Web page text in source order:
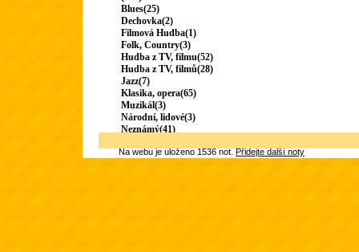
Blues(25)
Dechovka(2)
Filmová Hudba(1)
Folk, Country(3)
Hudba z TV, filmu(52)
Hudba z TV, filmů(28)
Jazz(7)
Klasika, opera(65)
Muzikál(3)
Národní, lidové(3)
Neznámý(41)
Na webu je uloženo 1536 not.Přidejte další noty